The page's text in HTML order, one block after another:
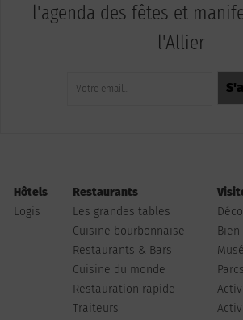
l'agenda des fêtes et
l'Allier
Hôtels
Logis
Restaurants
Les grandes tables
Cuisine bourbonnaise
Restaurants & Bars
Cuisine du monde
Restauration rapide
Traiteurs